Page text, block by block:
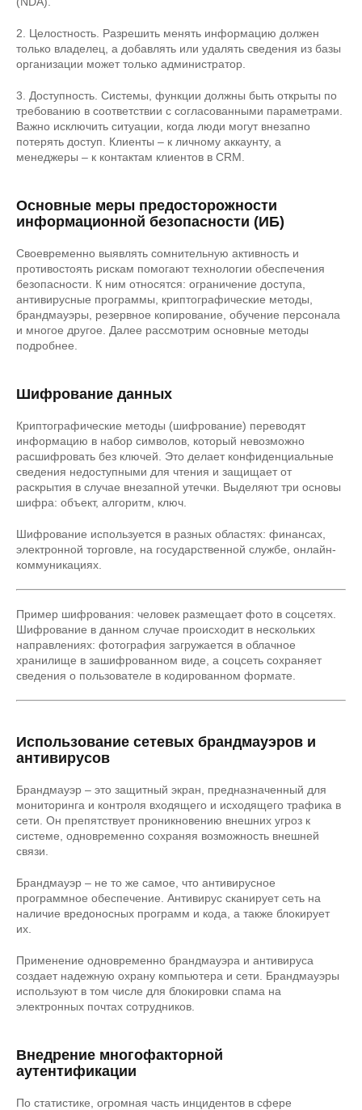
2. Целостность. Разрешить менять информацию должен
только владелец, а добавлять или удалять сведения из базы
организации может только администратор.
3. Доступность. Системы, функции должны быть открыты по
требованию в соответствии с согласованными параметрами.
Важно исключить ситуации, когда люди могут внезапно
потерять доступ. Клиенты – к личному аккаунту, а
менеджеры – к контактам клиентов в CRM.
Основные меры предосторожности
информационной безопасности (ИБ)
Своевременно выявлять сомнительную активность и
противостоять рискам помогают технологии обеспечения
безопасности. К ним относятся: ограничение доступа,
антивирусные программы, криптографические методы,
брандмауэры, резервное копирование, обучение персонала
и многое другое. Далее рассмотрим основные методы
подробнее.
Шифрование данных
Криптографические методы (шифрование) переводят
информацию в набор символов, который невозможно
расшифровать без ключей. Это делает конфиденциальные
сведения недоступными для чтения и защищает от
раскрытия в случае внезапной утечки. Выделяют три основы
шифра: объект, алгоритм, ключ.
Шифрование используется в разных областях: финансах,
электронной торговле, на государственной службе, онлайн-
коммуникациях.
Пример шифрования: человек размещает фото в соцсетях.
Шифрование в данном случае происходит в нескольких
направлениях: фотография загружается в облачное
хранилище в зашифрованном виде, а соцсеть сохраняет
сведения о пользователе в кодированном формате.
Использование сетевых брандмауэров и
антивирусов
Брандмауэр – это защитный экран, предназначенный для
мониторинга и контроля входящего и исходящего трафика в
сети. Он препятствует проникновению внешних угроз к
системе, одновременно сохраняя возможность внешней
связи.
Брандмауэр – не то же самое, что антивирусное
программное обеспечение. Антивирус сканирует сеть на
наличие вредоносных программ и кода, а также блокирует
их.
Применение одновременно брандмауэра и антивируса
создает надежную охрану компьютера и сети. Брандмауэры
используют в том числе для блокировки спама на
электронных почтах сотрудников.
Внедрение многофакторной
аутентификации
По статистике, огромная часть инцидентов в сфере